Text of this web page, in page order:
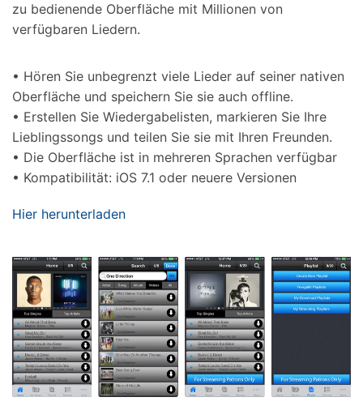
zu bedienende Oberfläche mit Millionen von
verfügbaren Liedern.
• Hören Sie unbegrenzt viele Lieder auf seiner nativen
Oberfläche und speichern Sie sie auch offline.
• Erstellen Sie Wiedergabelisten, markieren Sie Ihre
Lieblingssongs und teilen Sie sie mit Ihren Freunden.
• Die Oberfläche ist in mehreren Sprachen verfügbar
• Kompatibilität: iOS 7.1 oder neuere Versionen
Hier herunterladen